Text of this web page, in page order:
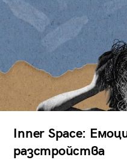
Inner Space:
разстройства